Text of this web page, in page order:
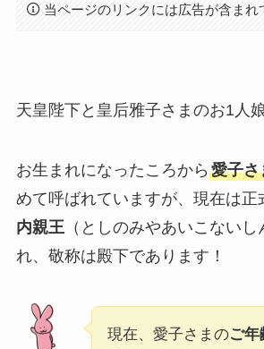
当ページのリンクには広告が含まれ
天皇陛下と皇后雅子さまのお1人
お生まれになったころから 愛子さ
めて呼ばれていますが、現在は正
内親王（としのみやあいこないし
れ、敬称は殿下であります！
現在、愛子さまのご年